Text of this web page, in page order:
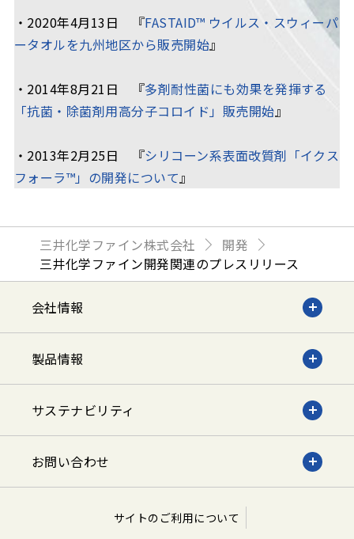
・2020年4月13日 『FASTAID™ ウイルス・スウィーパ
ータオルを九州地区から販売開始』
・2014年8月21日 『多剤耐性菌にも効果を発揮する
「抗菌・除菌剤用高分子コロイド」販売開始』
・2013年2月25日 『シリコーン系表面改質剤「イクス
フォーラ™」の開発について』
三井化学ファイン株式会社
開発
三井化学ファイン開発関連のプレスリリース
会社情報
製品情報
サステナビリティ
お問い合わせ
サイトのご利用について